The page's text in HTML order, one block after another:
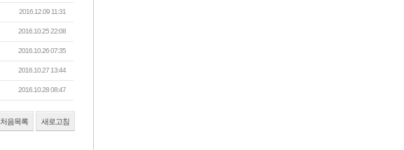
2016.12.09 11:31
2016.10.25 22:08
2016.10.26 07:35
2016.10.27 13:44
2016.10.28 08:47
처음목록 새로고침